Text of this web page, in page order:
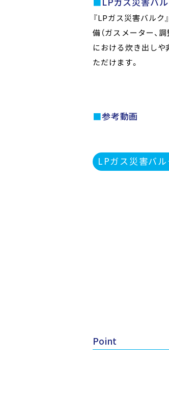
『LPガス災害バル
備（ガスメーター、
における炊き出しや
ただけます。
参考動画
LPガス災害バ
Point
災害時において、系
病院や福祉施設、公
イフラインの機能を
災害時の電力確保に
トラックに載せて、
リーの充填ができ
ん。
災害時に医療を提供
資や動力などインフ
想定した体制を常
の確保で貢献してい
災害が頻発する昨今
が上がっています
は、電気が気軽につ
とができます。
優れたエネルギ